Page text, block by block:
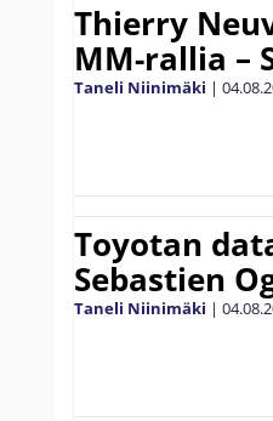
Thierry
MM-rallia –
Taneli Niinimäki |
Toyotan
Sebastien
Taneli Niinimäki |